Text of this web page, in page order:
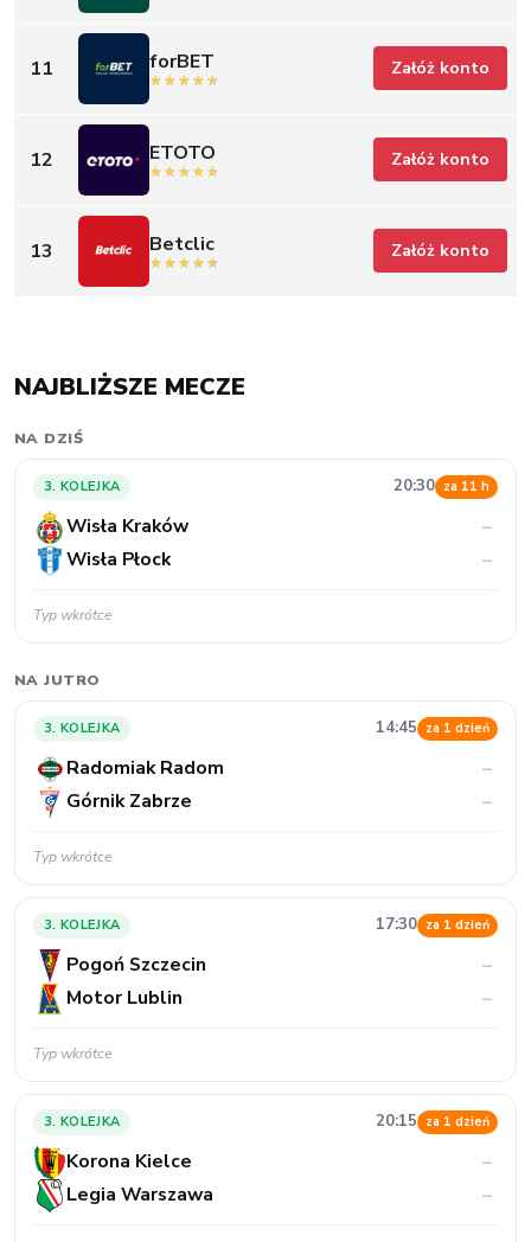
11 forBET Załóż konto
12 ETOTO Załóż konto
13 Betclic Załóż konto
NAJBLIŻSZE MECZE
NA DZIŚ
3. KOLEJKA 20:30 za 11 h
Wisła Kraków
–
Wisła Płock
–
Typ wkrótce
NA JUTRO
3. KOLEJKA 14:45 za 1 dzień
Radomiak Radom
–
Górnik Zabrze
–
Typ wkrótce
3. KOLEJKA 17:30 za 1 dzień
Pogoń Szczecin
–
Motor Lublin
–
Typ wkrótce
3. KOLEJKA 20:15 za 1 dzień
Korona Kielce
–
Legia Warszawa
–